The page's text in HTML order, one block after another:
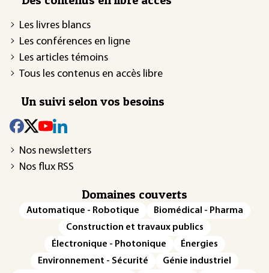
Les livres blancs
Les conférences en ligne
Les articles témoins
Tous les contenus en accès libre
Un suivi selon vos besoins
Nos newsletters
Nos flux RSS
Domaines couverts
Automatique - Robotique
Biomédical - Pharma
Construction et travaux publics
Électronique - Photonique
Énergies
Environnement - Sécurité
Génie industriel